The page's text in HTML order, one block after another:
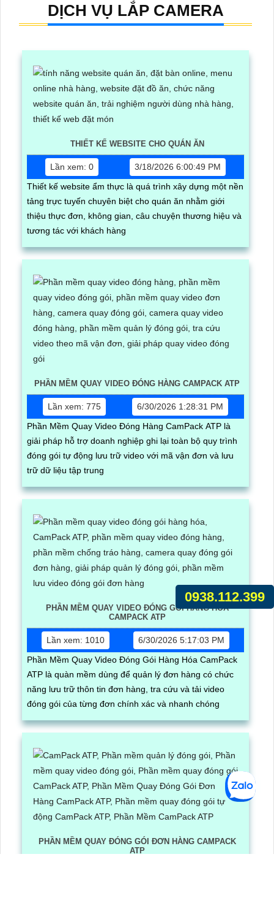
DỊCH VỤ LẮP CAMERA
THIẾT KẾ WEBSITE CHO QUÁN ĂN
Lần xem: 0
3/18/2026 6:00:49 PM
Thiết kế website ẩm thực là quá trình xây dựng một nền
tảng trực tuyến chuyên biệt cho quán ăn nhằm giới
thiệu thực đơn, không gian, câu chuyện thương hiệu và
tương tác với khách hàng
PHẦN MỀM QUAY VIDEO ĐÓNG HÀNG CAMPACK ATP
Lần xem: 775
6/30/2026 1:28:31 PM
Phần Mềm Quay Video Đóng Hàng CamPack ATP là
giải pháp hỗ trợ doanh nghiệp ghi lại toàn bộ quy trình
đóng gói tự động lưu trữ video với mã vận đơn và lưu
trữ dữ liệu tập trung
PHẦN MỀM QUAY VIDEO ĐÓNG GÓI HÀNG HÓA
CAMPACK ATP
Lần xem: 1010
6/30/2026 5:17:03 PM
Phần Mềm Quay Video Đóng Gói Hàng Hóa CamPack
ATP là quàn mềm dùng để quản lý đơn hàng có chức
năng lưu trữ thôn tin đơn hàng, tra cứu và tải video
đóng gói của từng đơn chính xác và nhanh chóng
PHẦN MỀM QUAY ĐÓNG GÓI ĐƠN HÀNG CAMPACK
ATP
0938.112.399